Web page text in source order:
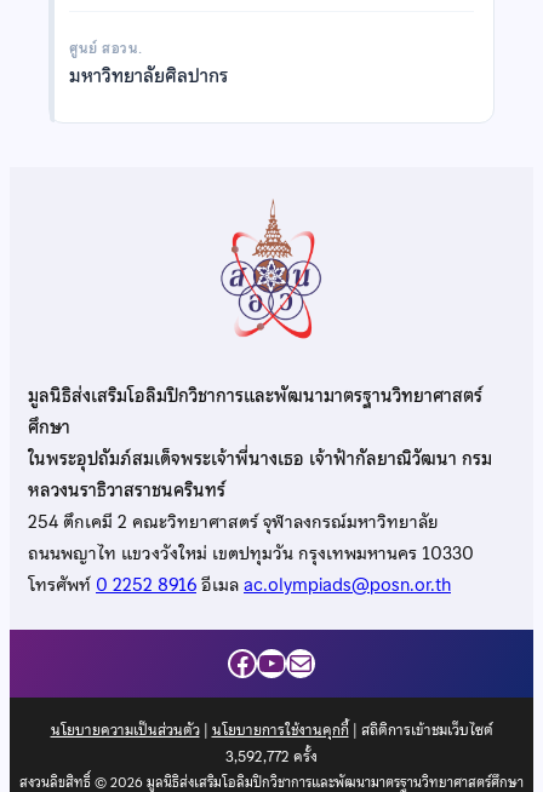
ศูนย์ สอวน.
มหาวิทยาลัยศิลปากร
มูลนิธิส่งเสริมโอลิมปิกวิชาการและพัฒนามาตรฐานวิทยาศาสตร์
ศึกษา
ในพระอุปถัมภ์สมเด็จพระเจ้าพี่นางเธอ เจ้าฟ้ากัลยาณิวัฒนา กรม
หลวงนราธิวาสราชนครินทร์
254 ตึกเคมี 2 คณะวิทยาศาสตร์ จุฬาลงกรณ์มหาวิทยาลัย
ถนนพญาไท แขวงวังใหม่ เขตปทุมวัน กรุงเทพมหานคร 10330
โทรศัพท์0 2252 8916อีเมลac.olympiads@posn.or.th
Facebook
YouTube
Mail
นโยบายความเป็นส่วนตัว| นโยบายการใช้งานคุกกี้| สถิติการเข้าชมเว็บไซต์
3,592,772 ครั้ง
สงวนลิขสิทธิ์ © 2026 มูลนิธิส่งเสริมโอลิมปิกวิชาการและพัฒนามาตรฐานวิทยาศาสตร์ศึกษา